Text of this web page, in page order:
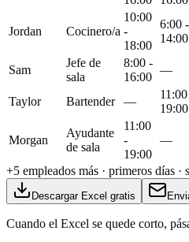
Jordan Cocinero/a
10:00
-
18:00
6:00 -
14:00
Sam
Jefe de
sala
8:00 -
16:00
—
Taylor Bartender —
19:00
Morgan
Ayudante
de sala
11:00
-
19:00
—
+5 empleados más · primeros días ·
Descargar Excel gratis
Cuando el Excel se quede corto,